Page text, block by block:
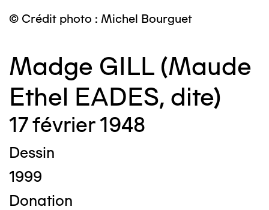
© Crédit photo : Michel Bourguet
Madge GILL (Maude
Ethel EADES, dite)
17 février 1948
Dessin
1999
Donation